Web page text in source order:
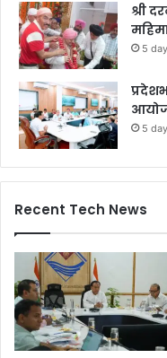
श्री
5
5
Recent Tech News